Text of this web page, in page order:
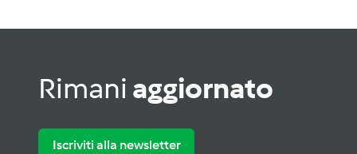
Rimani aggiornato
Iscriviti alla newsletter